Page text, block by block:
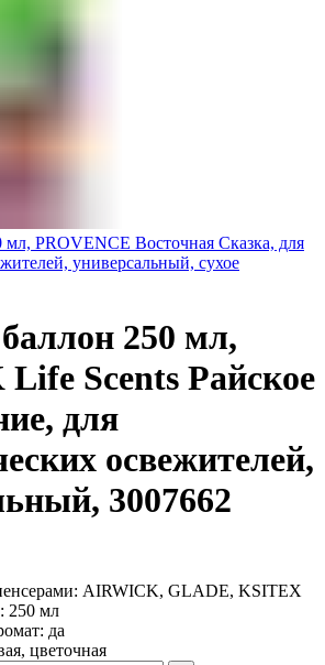
PROVENCE Восточная Сказка, для
универсальный, сухое
250 мл,
Scents Райское
для
освежителей,
3007662
AIRWICK, GLADE, KSITEX
250 мл
да
цветочная